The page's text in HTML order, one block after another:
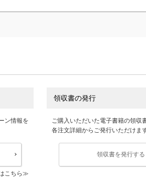
ン情報を
こちら
領収書の発行
ご購入いただいた電子書籍の領収
各注文詳細からご発行いただけます
領収書を発行する